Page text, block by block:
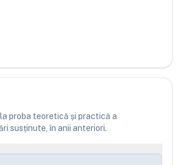
proba teoretică și practică a
susținute, în anii anteriori.